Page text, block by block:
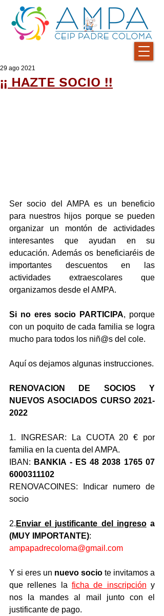
¡¡ HAZTE SOCIO !!
29 ago 2021
Ser socio del AMPA es un beneficio
para nuestros hijos porque se pueden
organizar un montón de actividades
interesantes que ayudan en su
educación. Además os beneficiaréis de
importantes descuentos en las
actividades extraescolares que
organizamos desde el AMPA.
Si no eres socio PARTICIPA, porque
con un poquito de cada familia se logra
mucho para todos los niñ@s del cole.
Aquí os dejamos algunas instrucciones.
RENOVACION DE SOCIOS Y
NUEVOS ASOCIADOS CURSO 2021-
2022
1. INGRESAR: La CUOTA 20 € por
familia en la cuenta del AMPA.
IBAN: BANKIA - ES 48 2038 1765 07
6000311102
RENOVACOINES: Indicar numero de
socio
2. Enviar el justificante del ingreso a
(MUY IMPORTANTE):
ampapadrecoloma@gmail.com
Y si eres un nuevo socio te invitamos a
que rellenes la ficha de inscripción y
nos la mandes al mail junto con el
justificante de pago.